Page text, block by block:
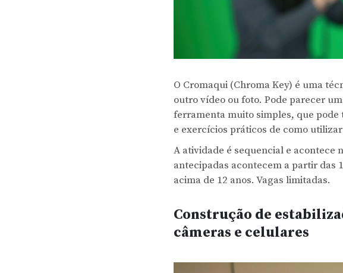
O Cromaqui (Chroma Key) é uma
outro vídeo ou foto. Pode parecer
ferramenta muito simples, que
e exercícios práticos de como
A atividade é sequencial e acontece
antecipadas acontecem a partir das
acima de 12 anos. Vagas limitadas.
Construção de
câmeras e celulares